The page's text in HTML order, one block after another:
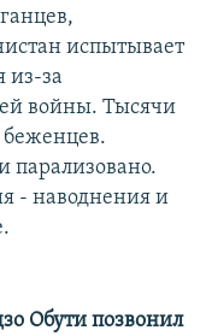
испытывает
из-за
войны. Тысячи
парализовано.
- наводнения и
Обути позвонил